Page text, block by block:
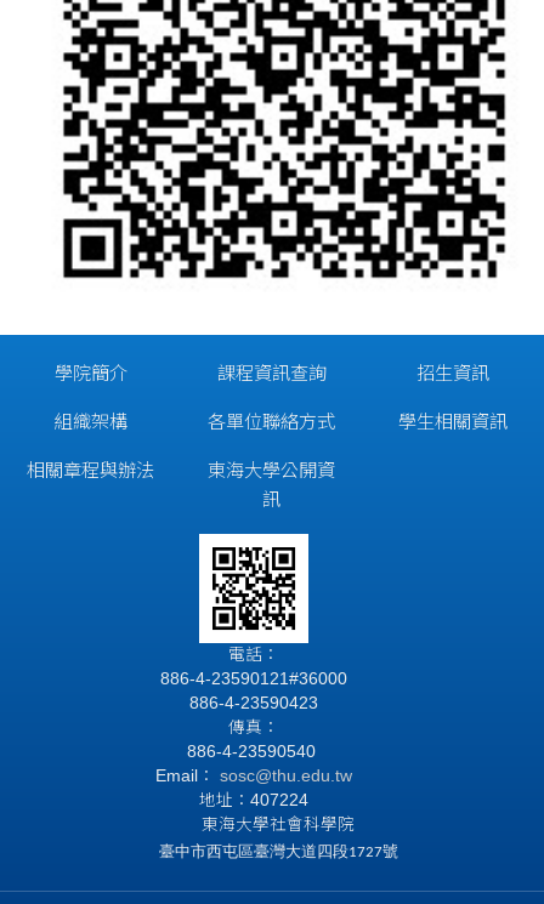
學院簡介
組織架構
相關章程與辦法
課程資訊查詢
各單位聯絡方式
東海大學公開資
訊
招生資訊
學生相關資訊
電話：
886-4-23590121#36000
886-4-23590423
傳真：
886-4-23590540
Email：
sosc@thu.edu.tw
地址：407224
東海大學社會科學院
臺中市西屯區臺灣大道四段1727號